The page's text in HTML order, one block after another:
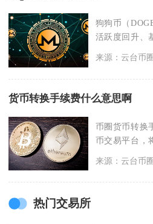
狗狗币（
活跃度回升、
2026年5月1
来源：云台币
货币转换手续费什么意思啊
币圈货币转换
币交易平台，
来源：云台币
热门交易所